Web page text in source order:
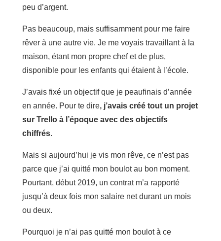
peu d’argent.
Pas beaucoup, mais suffisamment pour me faire
rêver à une autre vie. Je me voyais travaillant à la
maison, étant mon propre chef et de plus,
disponible pour les enfants qui étaient à l’école.
J’avais fixé un objectif que je peaufinais d’année
en année. Pour te dire, j’avais créé tout un projet
sur Trello à l’époque avec des objectifs
chiffrés.
Mais si aujourd’hui je vis mon rêve, ce n’est pas
parce que j’ai quitté mon boulot au bon moment.
Pourtant, début 2019, un contrat m’a rapporté
jusqu’à deux fois mon salaire net durant un mois
ou deux.
Pourquoi je n’ai pas quitté mon boulot à ce